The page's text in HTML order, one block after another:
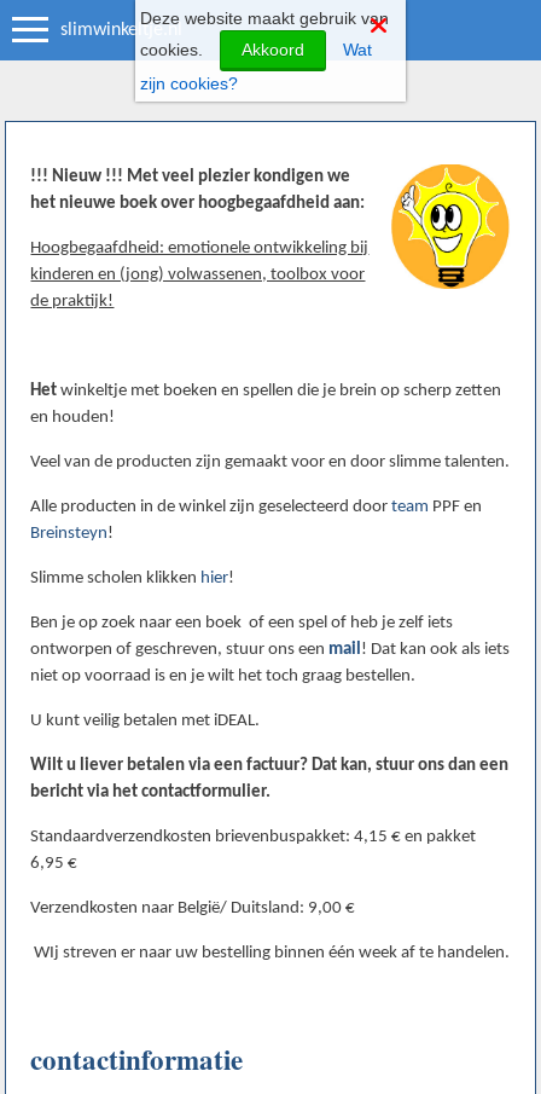
slimwinkeltje.nl
!!! Nieuw !!! Met veel plezier kondigen we
het nieuwe boek over hoogbegaafdheid aan:
Hoogbegaafdheid: emotionele ontwikkeling bij
kinderen en (jong) volwassenen, toolbox voor
de praktijk!
Hetwinkeltje met boeken en spellen die je brein op scherp zetten
en houden!
Veel van de producten zijn gemaakt voor en door slimme talenten.
Alle producten in de winkel zijn geselecteerd doorteam PPF en
Breinsteyn!
Slimme scholen klikken hier!
Ben je op zoek naar een boek of een spel of heb je zelf iets
ontworpen of geschreven, stuur ons een mail! Dat kan ook als iets
niet op voorraad is en je wilt het toch graag bestellen.
U kunt veilig betalen met iDEAL.
Wilt u liever betalen via een factuur? Dat kan, stuur ons dan een
bericht via het contactformulier.
Standaardverzendkosten brievenbuspakket: 4,15 € en pakket
6,95 €
Verzendkosten naar België/ Duitsland: 9,00 €
WIj streven er naar uw bestelling binnen één week af te handelen.
contactinformatie
Deze website maakt gebruik van
cookies.
Akkoord
Wat
zijn cookies?